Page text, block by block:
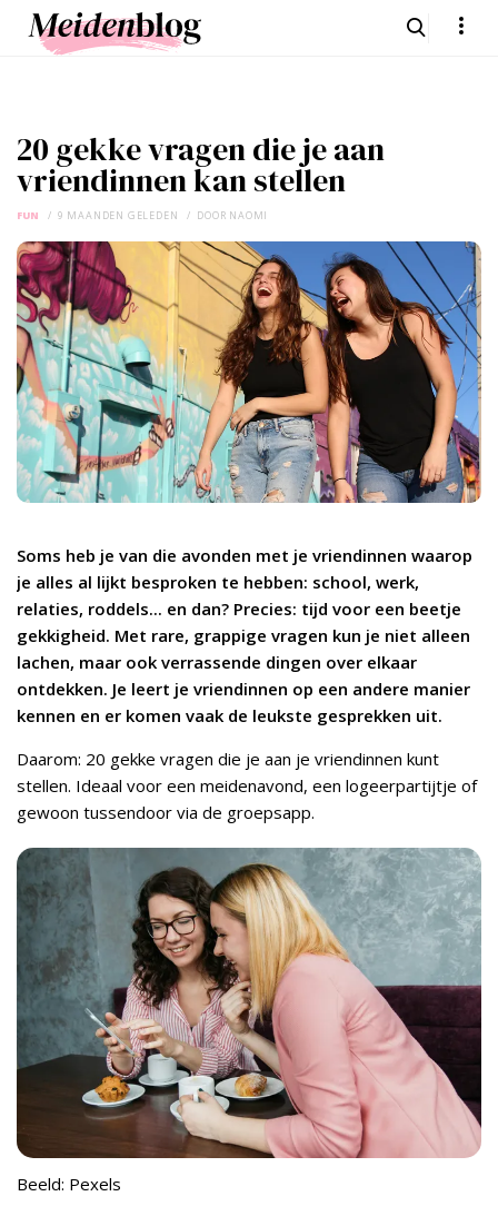
20 gekke vragen die je aan
vriendinnen kan stellen
FUN 9 MAANDEN GELEDEN DOOR NAOMI
Soms heb je van die avonden met je vriendinnen waarop
je alles al lijkt besproken te hebben: school, werk,
relaties, roddels... en dan? Precies: tijd voor een beetje
gekkigheid. Met rare, grappige vragen kun je niet alleen
lachen, maar ook verrassende dingen over elkaar
ontdekken. Je leert je vriendinnen op een andere manier
kennen en er komen vaak de leukste gesprekken uit.
Daarom: 20 gekke vragen die je aan je vriendinnen kunt
stellen. Ideaal voor een meidenavond, een logeerpartijtje of
gewoon tussendoor via de groepsapp.
Beeld: Pexels